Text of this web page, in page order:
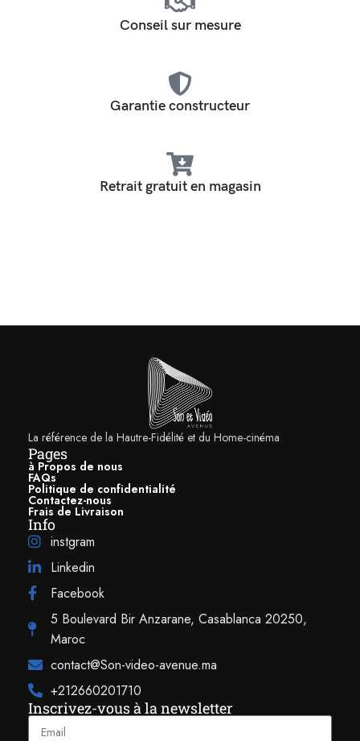
Conseil sur mesure
Garantie constructeur
Retrait gratuit en magasin
La référence de la Hautre-Fidélité et du Home-cinéma
Pages
à Propos de nous
FAQs
Politique de confidentialité
Contactez-nous
Frais de Livraison
Info
instgram
Linkedin
Facebook
5 Boulevard Bir Anzarane, Casablanca 20250,
Maroc
contact@Son-video-avenue.ma
+212660201710
Inscrivez-vous à la newsletter